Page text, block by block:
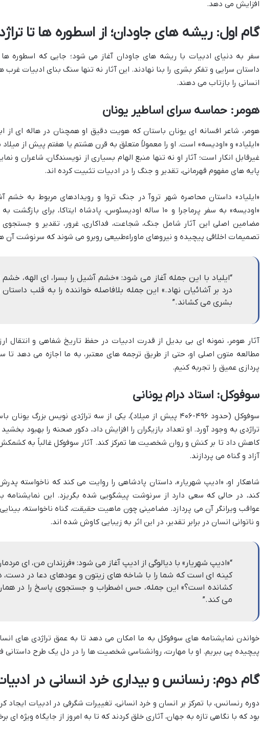
افزایش می دهد.
گام اول: ریشه های جاودان؛ از اسطوره ها تا
سفر به دنیای ادبیات با ریشه های جاودان آغاز می شود؛ جایی که اسطوره
داستان سرایی و تفکر بشری را بنا نهادند. این آثار نه تنها سنگ بنای ادبیات
انسانی را بازتاب می دهند.
هومر: حماسه سرای اساطیر یونان
هومر، شاعر افسانه ای یونان باستان که هویت دقیق او همچنان در هاله ای از
«ایلیاد» و «اودیسه» است. او را معمولاً متعلق به قرن هشتم یا هفتم پیش از
غیرقابل انکار است؛ آثار او نه تنها منبع الهام بسیاری از نویسندگان، شاعران و
پایه های مفهوم قهرمانی، تقدیر و جنگ را در ادبیات تثبیت کرده اند.
«ایلیاد» داستان محاصره شهر تروآ در جنگ تروا و رویدادهای مربوط به خشم
«اودیسه» به سفر پرماجرا و ۱۰ ساله اودیسئوس، پادشاه ایتاکا،
مضامین اصلی این آثار شامل جنگ، شجاعت، فداکاری، غرور، تقدیر و
تصمیمات اخلاقی پیچیده و نیروهای ماوراءطبیعی روبرو می شوند که سرنوشت آن
“ایلیاد با این جمله آغاز می شود: «خشم آشیل را بسرا، ای الهه، خشم
درد بر آشائیان نهاد.» این جمله بلافاصله خواننده را به قلب
بشری می کشاند.”
آثار هومر، نمونه ای بی بدیل از قدرت ادبیات در حفظ تاریخ شفاهی و
مطالعه متون اصلی او، حتی از طریق ترجمه های معتبر، به ما اجازه می دهد
پردازی عمیق را تجربه کنیم.
سوفوکل: استاد درام یونانی
سوفوکل (حدود ۴۹۶-۴۰۶ پیش از میلاد)، یکی از سه تراژدی نویس
تراژدی به وجود آورد. او تعداد بازیگران را افزایش داد، دکور صحنه را بهبود
کاهش داد تا بر کنش و روان شخصیت ها تمرکز کند. آثار سوفوکل غالباً به کشمکش
آزاد و گناه می پردازند.
شاهکار او، «ادیپ شهریار»، داستان پادشاهی را روایت می کند که ناخواسته
کند، در حالی که سعی دارد از سرنوشت پیشگویی شده بگریزد. این
عواقب ویرانگر آن می پردازد. مضامینی چون ماهیت حقیقت، گناه ناخواسته، بینایی
و ناتوانی انسان در برابر تقدیر، در این اثر به زیبایی کاوش شده اند.
“«ادیپ شهریار» با دیالوگی از ادیپ آغاز می شود: «فرزندان من، ای
کینه ای است که شما را با شاخه های زیتون و عودهای دعا در
کشانده است؟» این جمله، حس اضطراب و جستجوی پاسخ را در همان
می کند.”
خواندن نمایشنامه های سوفوکل به ما امکان می دهد تا به عمق تراژدی های
پیچیده پی ببریم. او با مهارت، روانشناسی شخصیت ها را در دل یک طرح
گام دوم: رنسانس و بیداری خرد انسانی در
دوره رنسانس، با تمرکز بر انسان و خرد انسانی، تغییرات شگرفی در ادبیات ایجاد
بود که با نگاهی تازه به جهان، آثاری خلق کردند که تا به امروز از جایگاه ویژه ای